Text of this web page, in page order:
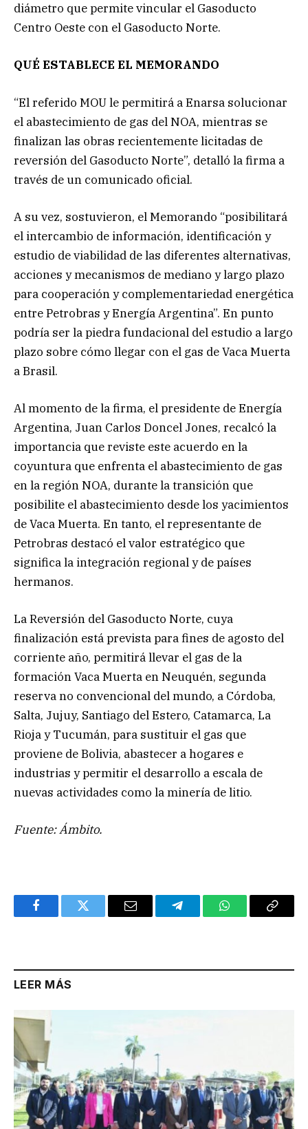
diámetro que permite vincular el Gasoducto
Centro Oeste con el Gasoducto Norte.
QUÉ ESTABLECE EL MEMORANDO
“El referido MOU le permitirá a Enarsa solucionar
el abastecimiento de gas del NOA, mientras se
finalizan las obras recientemente licitadas de
reversión del Gasoducto Norte”, detalló la firma a
través de un comunicado oficial.
A su vez, sostuvieron, el Memorando “posibilitará
el intercambio de información, identificación y
estudio de viabilidad de las diferentes alternativas,
acciones y mecanismos de mediano y largo plazo
para cooperación y complementariedad energética
entre Petrobras y Energía Argentina”. En punto
podría ser la piedra fundacional del estudio a largo
plazo sobre cómo llegar con el gas de Vaca Muerta
a Brasil.
Al momento de la firma, el presidente de Energía
Argentina, Juan Carlos Doncel Jones, recalcó la
importancia que reviste este acuerdo en la
coyuntura que enfrenta el abastecimiento de gas
en la región NOA, durante la transición que
posibilite el abastecimiento desde los yacimientos
de Vaca Muerta. En tanto, el representante de
Petrobras destacó el valor estratégico que
significa la integración regional y de países
hermanos.
La Reversión del Gasoducto Norte, cuya
finalización está prevista para fines de agosto del
corriente año, permitirá llevar el gas de la
formación Vaca Muerta en Neuquén, segunda
reserva no convencional del mundo, a Córdoba,
Salta, Jujuy, Santiago del Estero, Catamarca, La
Rioja y Tucumán, para sustituir el gas que
proviene de Bolivia, abastecer a hogares e
industrias y permitir el desarrollo a escala de
nuevas actividades como la minería de litio.
Fuente: Ámbito.
FacebookTwitter Email TelegramWhatsAppCopy
LEER MÁS